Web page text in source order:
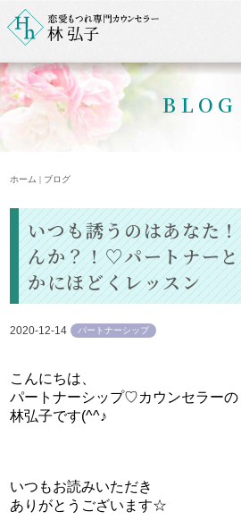
BLOG
ホーム | ブログ
いつも誘うのはあなた
んか？！♡パートナー
かにほどくレッスン
2020-12-14 パートナーシップ
こんにちは、
パートナーシップ♡カウンセラーの
林弘子です(^^♪
いつもお読みいただき
ありがとうございます☆